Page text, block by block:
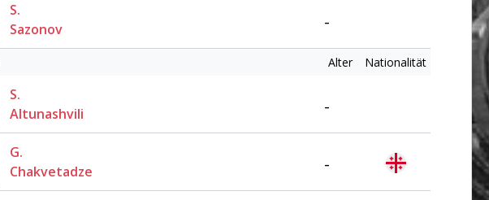
S.
Sazonov
-
Alter Nationalität
S.
Altunashvili
-
G.
Chakvetadze
-